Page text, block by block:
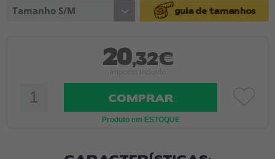
Tamanho S/M guia de tamanhos
20,32€
COMPRAR
Produto em ESTOQUE